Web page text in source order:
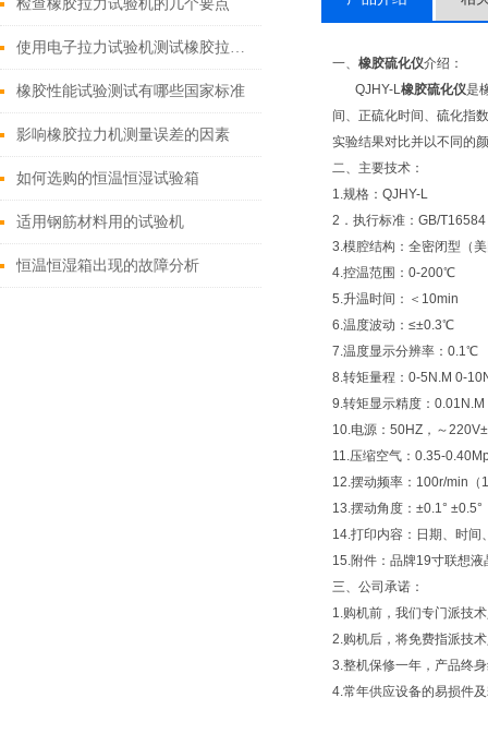
检查橡胶拉力试验机的几个要点
使用电子拉力试验机测试橡胶拉伸性能
橡胶性能试验测试有哪些国家标准
影响橡胶拉力机测量误差的因素
如何选购的恒温恒湿试验箱
适用钢筋材料用的试验机
恒温恒湿箱出现的故障分析
一、 橡胶硫化仪介绍：
QJHY-L橡胶硫化仪是
间、正硫化时间、硫化指
实验结果对比并以不同的
二、 主要技术：
1.规格：QJHY-L
2．执行标准：GB/
3.模腔结构：全密闭型（
4.控温范围：0-200℃
5.升温时间：＜10min
6.温度波动：≤±0.3℃
7.温度显示分辨率：0.1℃
8.转矩量程：0-5N.M 0-
9.转矩显示精度：0.01N.M
10.电源：50HZ，～
11.压缩空气：0.35-
12.摆动频率：100r/min（
13.摆动角度：±0.1° ±0.5°
14.打印内容：日期、时
15.附件：品牌19寸联想
三、 公司承诺：
1.购机前，我们专门派技
2.购机后，将免费指派技
3.整机保修一年，产品终
4.常年供应设备的易损件